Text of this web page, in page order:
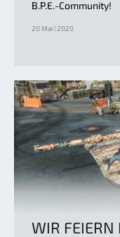
B.P.E.-Community!
20 Mai | 2020
WIR FEIERN